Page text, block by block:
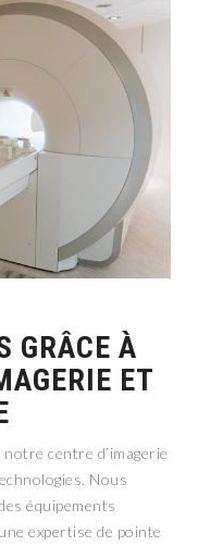
GRÂCE À
ET
centre d’imagerie
Nous
équipements
expertise de pointe